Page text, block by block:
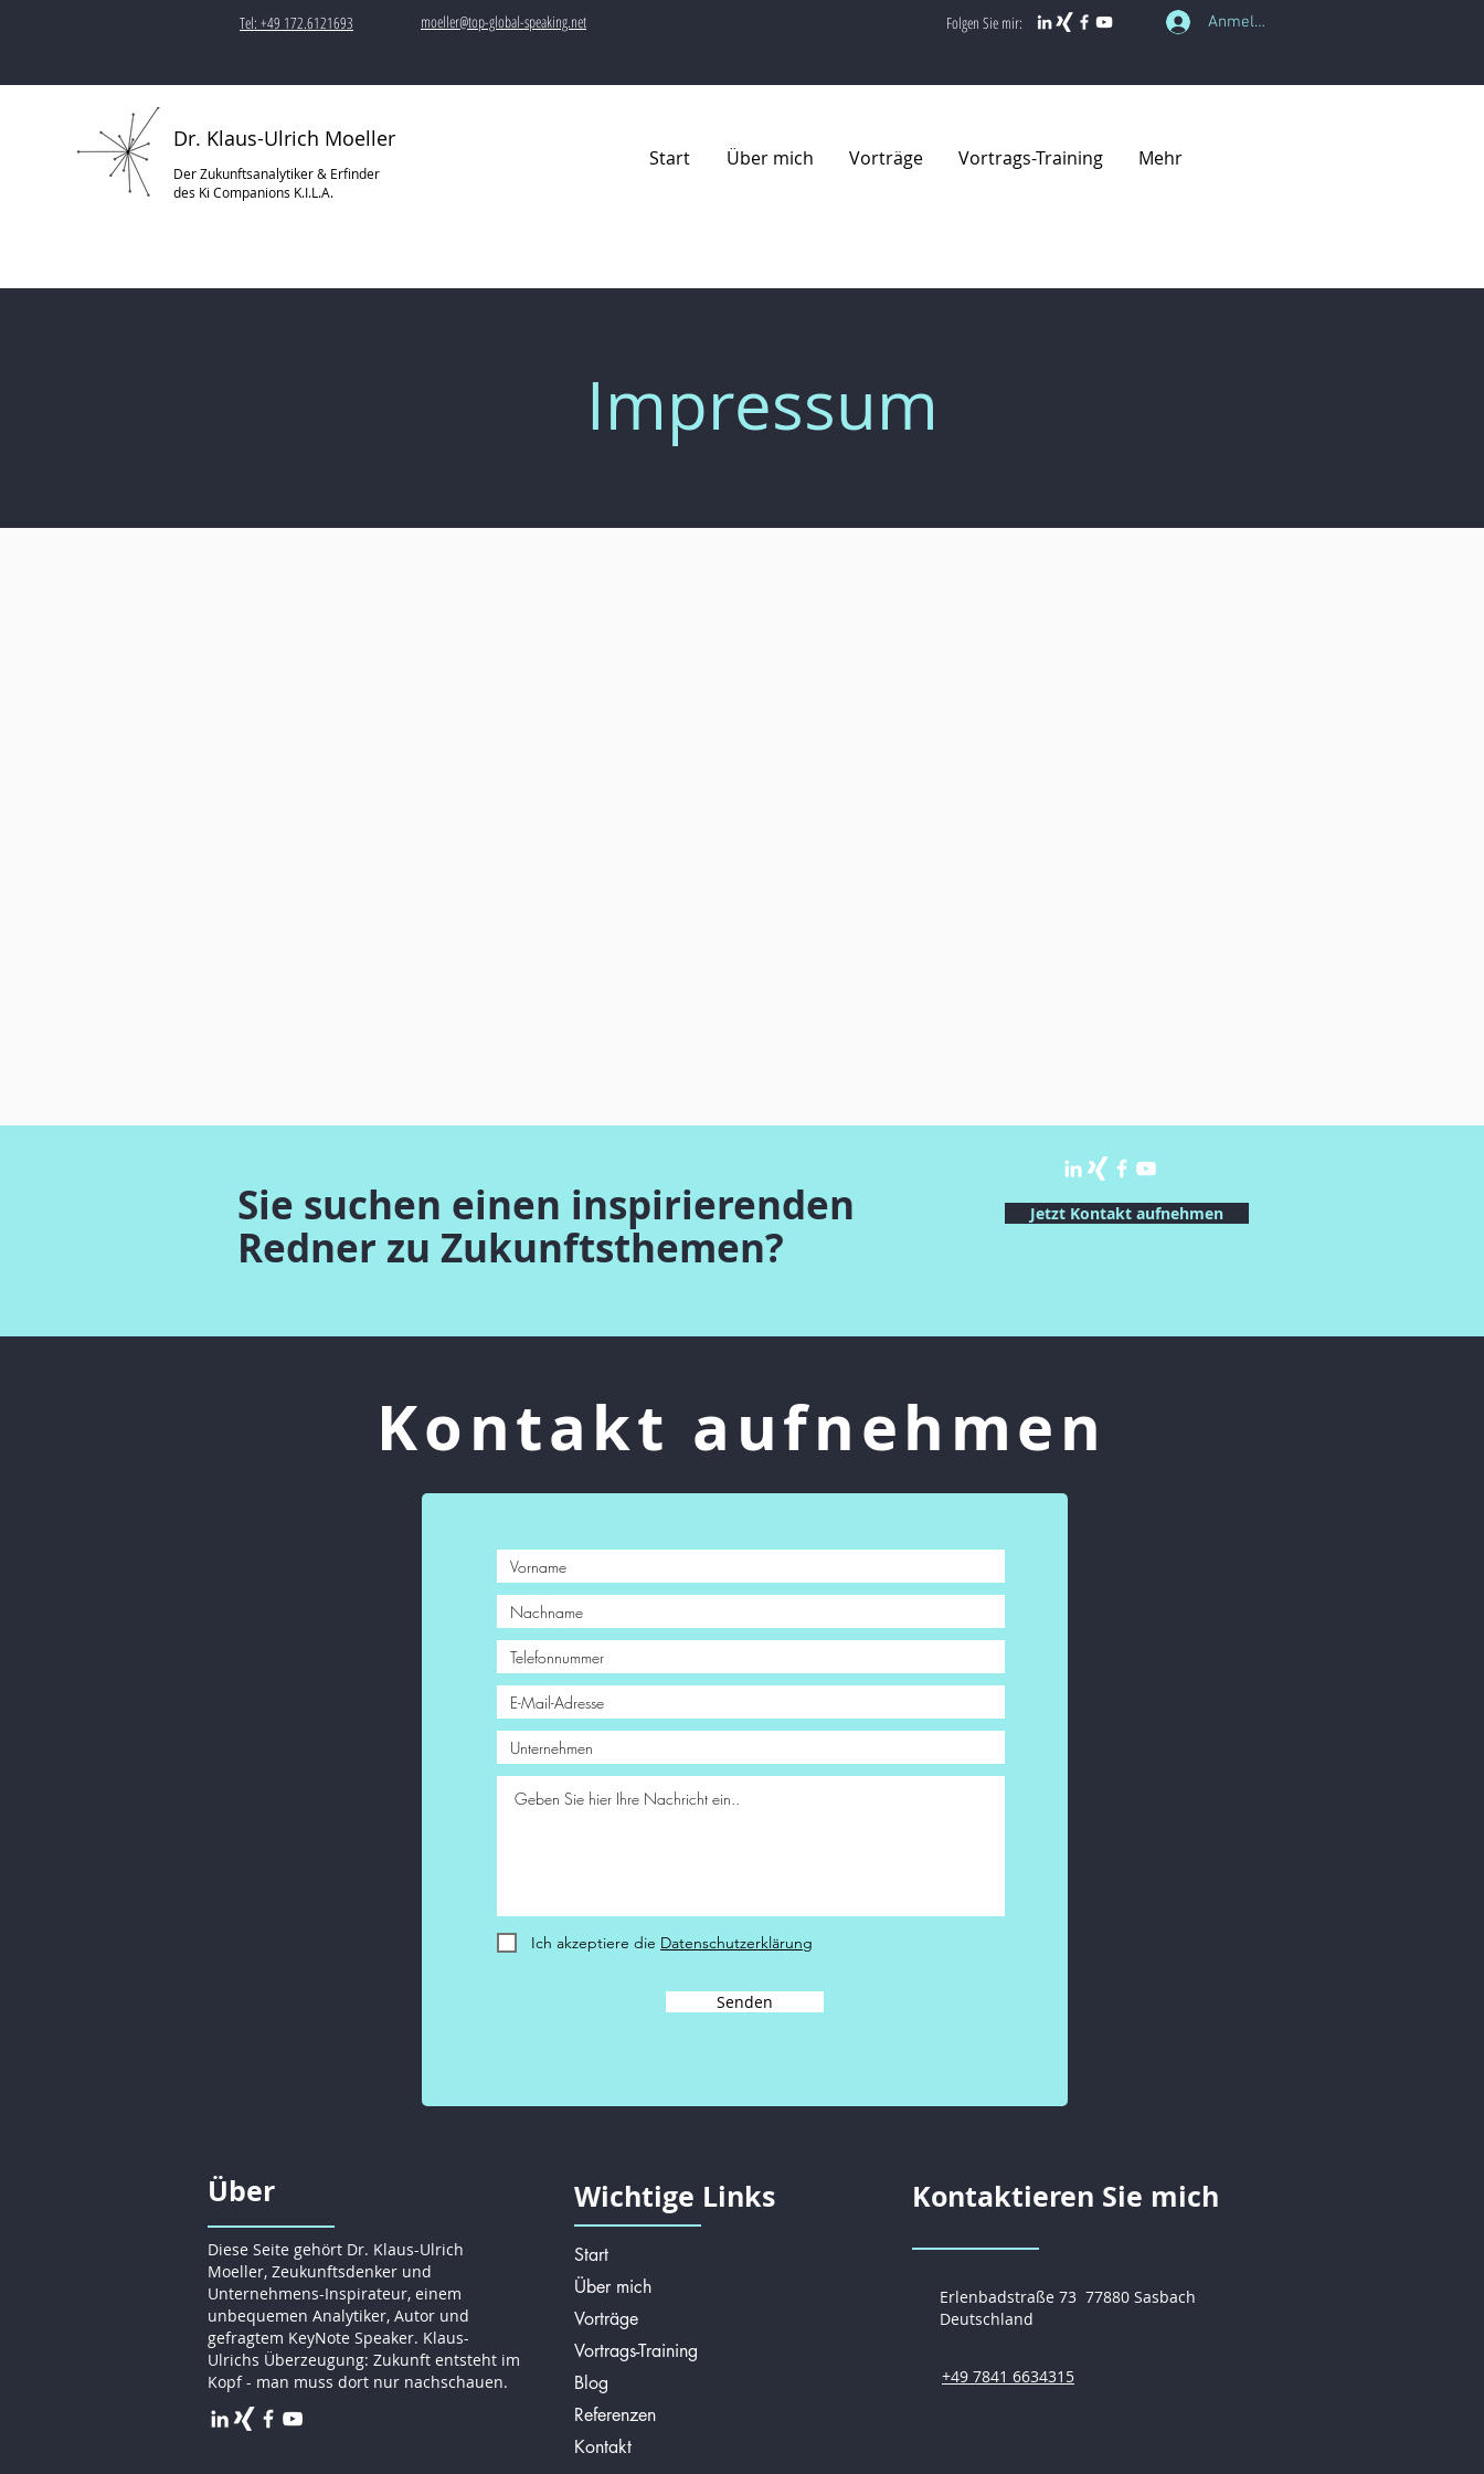
Tel: +49 172.6121693 moeller@top-global-speaking.net Folgen Sie mir: Anmelden
Dr. Klaus-Ulrich Moeller
Der Zukunftsanalytiker & Erfinder
des Ki Companions K.I.L.A.
Start Über mich Vorträge Vortrags-Training Mehr
Impressum
Sie suchen einen inspirierenden
Redner zu Zukunftsthemen?
Jetzt Kontakt aufnehmen
Kontakt aufnehmen
Ich akzeptiere die Datenschutzerklärung
Senden
Über
Diese Seite gehört Dr. Klaus-Ulrich
Moeller, Zeukunftsdenker und
Unternehmens-Inspirateur, einem
unbequemen Analytiker, Autor und
gefragtem KeyNote Speaker. Klaus-
Ulrichs Überzeugung: Zukunft entsteht im
Kopf - man muss dort nur nachschauen.
Wichtige Links
Start
Über mich
Vorträge
Vortrags-Training
Blog
Referenzen
Kontakt
Kontaktieren Sie mich
Erlenbadstraße 73 77880 Sasbach
Deutschland
+49 7841 6634315